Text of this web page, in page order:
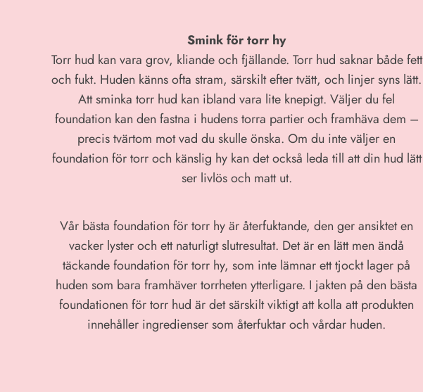
Smink för torr hy
Torr hud kan vara grov, kliande och fjällande. Torr hud saknar både fett
och fukt. Huden känns ofta stram, särskilt efter tvätt, och linjer syns lätt.
Att sminka torr hud kan ibland vara lite knepigt. Väljer du fel
foundation kan den fastna i hudens torra partier och framhäva dem –
precis tvärtom mot vad du skulle önska. Om du inte väljer en
foundation för torr och känslig hy kan det också leda till att din hud lätt
ser livlös och matt ut.
Vår bästa foundation för torr hy är återfuktande, den ger ansiktet en
vacker lyster och ett naturligt slutresultat. Det är en lätt men ändå
täckande foundation för torr hy, som inte lämnar ett tjockt lager på
huden som bara framhäver torrheten ytterligare. I jakten på den bästa
foundationen för torr hud är det särskilt viktigt att kolla att produkten
innehåller ingredienser som återfuktar och vårdar huden.